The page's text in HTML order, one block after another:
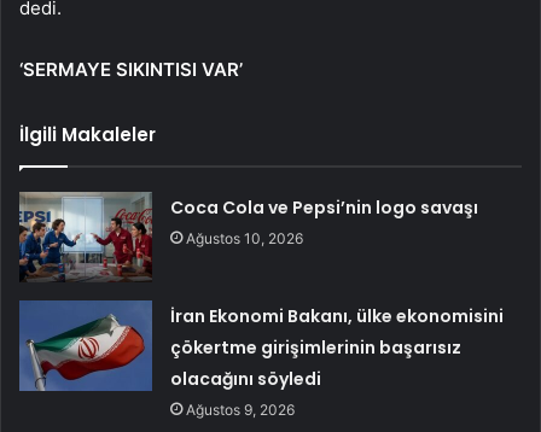
dedi.
‘SERMAYE SIKINTISI VAR’
İlgili Makaleler
Coca Cola ve Pepsi’nin logo savaşı
Ağustos 10, 2026
İran Ekonomi Bakanı, ülke ekonomisini
çökertme girişimlerinin başarısız
olacağını söyledi
Ağustos 9, 2026